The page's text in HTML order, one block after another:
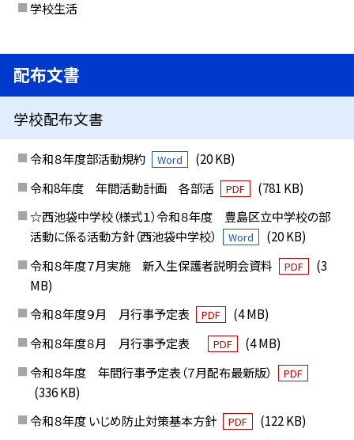
学校生活
配布文書
学校配布文書
令和８年度部活動規約 Word
(20 KB)
令和8年度 年間活動計画 各部活
PDF
(781 KB)
☆西池袋中学校（様式１）令和８年度 豊島区立中学校の部
活動に係る活動方針（西池袋中学校）
Word
(20 KB)
令和８年度７月実施 新入生保護者説明会資料
PDF
(3
MB)
令和８年度９月 月行事予定表
PDF
(4 MB)
令和８年度８月 月行事予定表
PDF
(4 MB)
令和８年度 年間行事予定表（７月配布最新版）
PDF
(336 KB)
令和８年度 いじめ防止対策基本方針
PDF
(122 KB)